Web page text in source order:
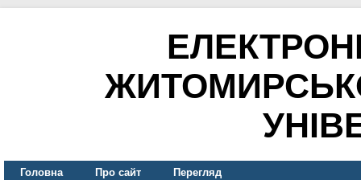
Головна Про сайт Перегляд